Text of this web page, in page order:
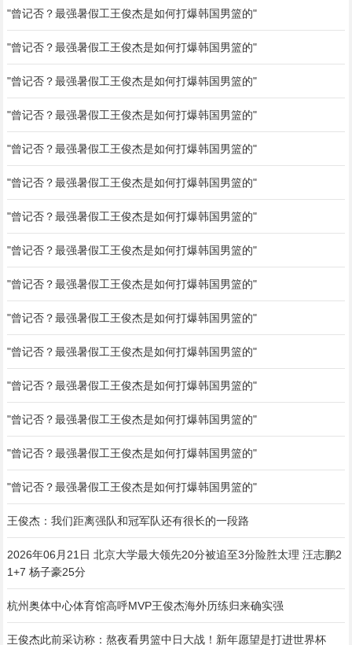
"曾记否？最强暑假工王俊杰是如何打爆韩国男篮的"
"曾记否？最强暑假工王俊杰是如何打爆韩国男篮的"
"曾记否？最强暑假工王俊杰是如何打爆韩国男篮的"
"曾记否？最强暑假工王俊杰是如何打爆韩国男篮的"
"曾记否？最强暑假工王俊杰是如何打爆韩国男篮的"
"曾记否？最强暑假工王俊杰是如何打爆韩国男篮的"
"曾记否？最强暑假工王俊杰是如何打爆韩国男篮的"
"曾记否？最强暑假工王俊杰是如何打爆韩国男篮的"
"曾记否？最强暑假工王俊杰是如何打爆韩国男篮的"
"曾记否？最强暑假工王俊杰是如何打爆韩国男篮的"
"曾记否？最强暑假工王俊杰是如何打爆韩国男篮的"
"曾记否？最强暑假工王俊杰是如何打爆韩国男篮的"
"曾记否？最强暑假工王俊杰是如何打爆韩国男篮的"
"曾记否？最强暑假工王俊杰是如何打爆韩国男篮的"
"曾记否？最强暑假工王俊杰是如何打爆韩国男篮的"
王俊杰：我们距离强队和冠军队还有很长的一段路
2026年06月21日 北京大学最大领先20分被追至3分险胜太理 汪志鹏2
1+7 杨子豪25分
杭州奥体中心体育馆高呼MVP王俊杰海外历练归来确实强
王俊杰此前采访称：熬夜看男篮中日大战！新年愿望是打进世界杯